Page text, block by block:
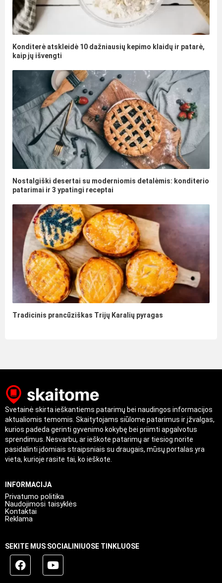
Konditerė atskleidė 10 dažniausių kepimo klaidų ir patarė,
kaip jų išvengti
Nostalgiški desertai su moderniomis detalėmis: konditerio
patarimai ir 3 ypatingi receptai
Tradicinis prancūziškas Trijų Karalių pyragas
Svetainė skirta ieškantiems patarimų bei naudingos informacijos
aktualiomis temomis. Skaitytojams siūlome patarimus ir įžvalgas,
kurios padeda gerinti gyvenimo kokybę bei priimti apgalvotus
sprendimus. Nesvarbu, ar ieškote patarimų ar tiesiog norite
pasidalinti įdomiais straipsniais su draugais, mūsų portalas yra
vieta, kurioje rasite tai, ko ieškote.
INFORMACIJA
Privatumo politika
Naudojimosi taisyklės
Kontaktai
Reklama
SEKITE MUS SOCIALINIUOSE TINKLUOSE